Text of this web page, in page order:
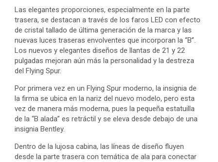
Las elegantes proporciones, especialmente en la parte
trasera, se destacan a través de los faros LED con efecto
de cristal tallado de última generación de la marca y las
nuevas luces traseras envolventes que incorporan la “B”.
Los nuevos y elegantes diseños de llantas de 21 y 22
pulgadas mejoran aún más la personalidad y la destreza
del Flying Spur.
Por primera vez en un Flying Spur moderno, la insignia de
la firma se ubica en la nariz del nuevo modelo, pero esta
vez de manera más moderna, pues la pequeña estatuilla
de la “B alada” es retráctil y se eleva desde debajo de una
insignia Bentley.
Dentro de la lujosa cabina, las líneas de diseño fluyen
desde la parte trasera con temática de ala para conectar